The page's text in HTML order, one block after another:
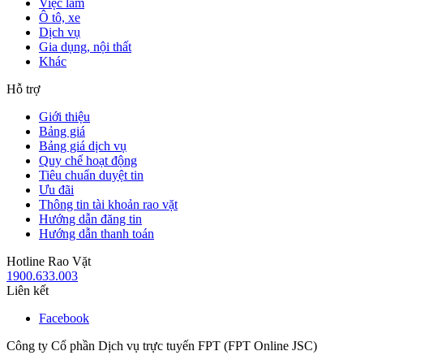
Ô tô, xe
Dịch vụ
Gia dụng, nội thất
Khác
Hỗ trợ
Giới thiệu
Bảng giá
Bảng giá dịch vụ
Quy chế hoạt động
Tiêu chuẩn duyệt tin
Ưu đãi
Thông tin tài khoản rao vặt
Hướng dẫn đăng tin
Hướng dẫn thanh toán
Hotline Rao Vặt
1900.633.003
Liên kết
Facebook
Công ty Cổ phần Dịch vụ trực tuyến FPT (FPT Online JSC)